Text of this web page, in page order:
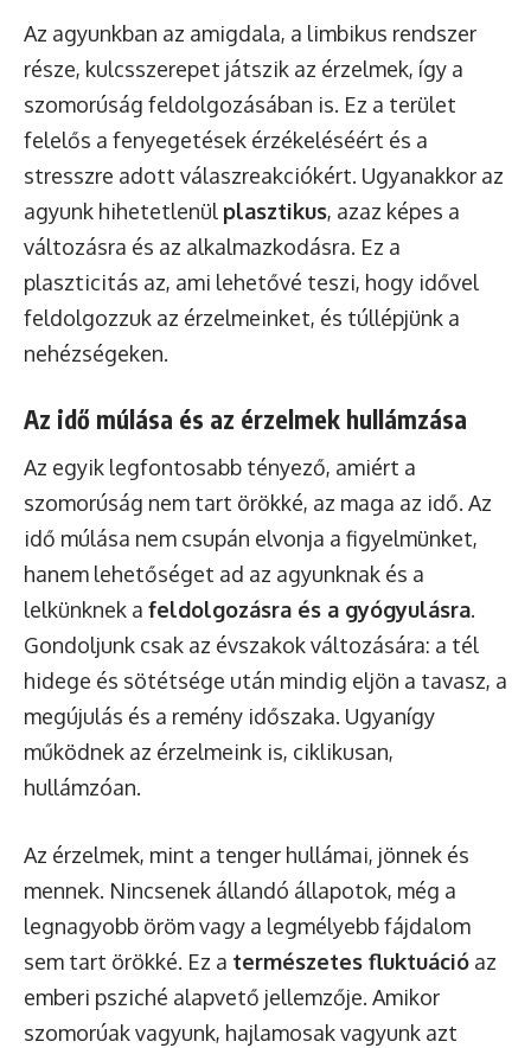
Az agyunkban az amigdala, a limbikus rendszer
része, kulcsszerepet játszik az érzelmek, így a
szomorúság feldolgozásában is. Ez a terület
felelős a fenyegetések érzékeléséért és a
stresszre adott válaszreakciókért. Ugyanakkor az
agyunk hihetetlenül plasztikus, azaz képes a
változásra és az alkalmazkodásra. Ez a
plaszticitás az, ami lehetővé teszi, hogy idővel
feldolgozzuk az érzelmeinket, és túllépjünk a
nehézségeken.
Az idő múlása és az érzelmek hullámzása
Az egyik legfontosabb tényező, amiért a
szomorúság nem tart örökké, az maga az idő. Az
idő múlása nem csupán elvonja a figyelmünket,
hanem lehetőséget ad az agyunknak és a
lelkünknek a feldolgozásra és a gyógyulásra.
Gondoljunk csak az évszakok változására: a tél
hidege és sötétsége után mindig eljön a tavasz, a
megújulás és a remény időszaka. Ugyanígy
működnek az érzelmeink is, ciklikusan,
hullámzóan.
Az érzelmek, mint a tenger hullámai, jönnek és
mennek. Nincsenek állandó állapotok, még a
legnagyobb öröm vagy a legmélyebb fájdalom
sem tart örökké. Ez a természetes fluktuáció az
emberi psziché alapvető jellemzője. Amikor
szomorúak vagyunk, hajlamosak vagyunk azt